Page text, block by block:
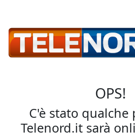
OPS!
C'è stato qualche
Telenord.it sarà